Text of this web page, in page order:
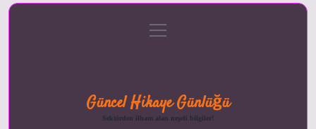
menüyü
aç
Güncel Hikaye Günlüğü
Sektörden ilham alan neşeli bilgiler!